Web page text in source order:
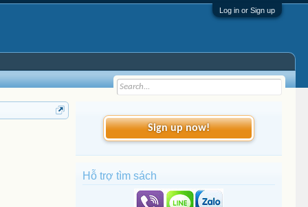
Log in or Sign up
Sign up now!
Hỗ trợ tìm sách